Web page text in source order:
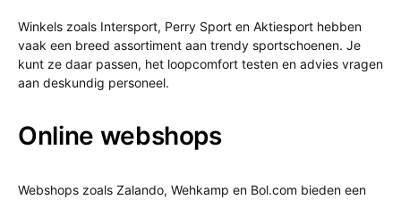
Winkels zoals Intersport, Perry Sport en Aktiesport hebben
vaak een breed assortiment aan trendy sportschoenen. Je
kunt ze daar passen, het loopcomfort testen en advies vragen
aan deskundig personeel.
Online webshops
Webshops zoals Zalando, Wehkamp en Bol.com bieden een